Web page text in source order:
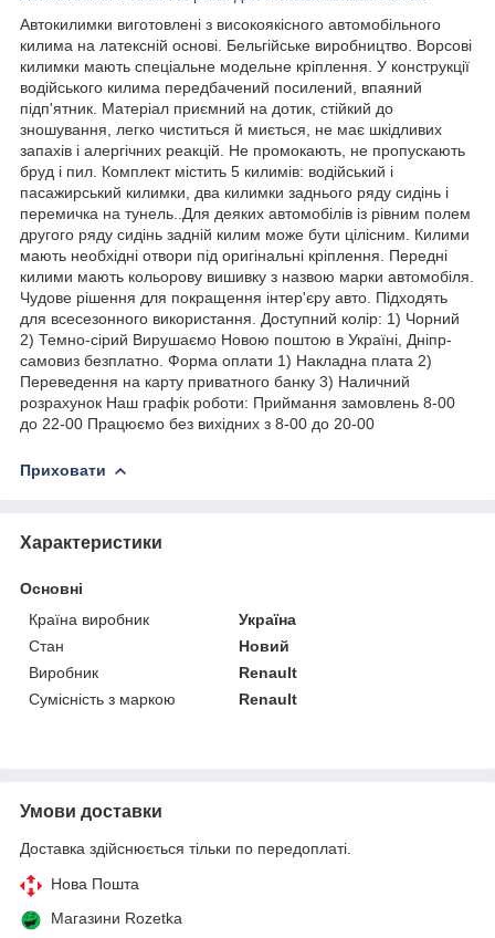
Автокилимки виготовлені з високоякісного автомобільного
килима на латексній основі. Бельгійське виробництво. Ворсові
килимки мають спеціальне модельне кріплення. У конструкції
водійського килима передбачений посилений, впаяний
підп'ятник. Матеріал приємний на дотик, стійкий до
зношування, легко чиститься й миється, не має шкідливих
запахів і алергічних реакцій. Не промокають, не пропускають
бруд і пил. Комплект містить 5 килимів: водійський і
пасажирський килимки, два килимки заднього ряду сидінь і
перемичка на тунель..Для деяких автомобілів із рівним полем
другого ряду сидінь задній килим може бути цілісним. Килими
мають необхідні отвори під оригінальні кріплення. Передні
килими мають кольорову вишивку з назвою марки автомобіля.
Чудове рішення для покращення інтер'єру авто. Підходять
для всесезонного використання. Доступний колір: 1) Чорний
2) Темно-сірий Вирушаємо Новою поштою в Україні, Дніпр-
самовиз безплатно. Форма оплати 1) Накладна плата 2)
Переведення на карту приватного банку 3) Наличний
розрахунок Наш графік роботи: Приймання замовлень 8-00
до 22-00 Працюємо без вихідних з 8-00 до 20-00
Приховати
Характеристики
Основні
Країна виробник
Україна
Стан
Новий
Виробник
Renault
Сумісність з маркою
Renault
Умови доставки
Доставка здійснюється тільки по передоплаті.
Нова Пошта
Магазини Rozetka